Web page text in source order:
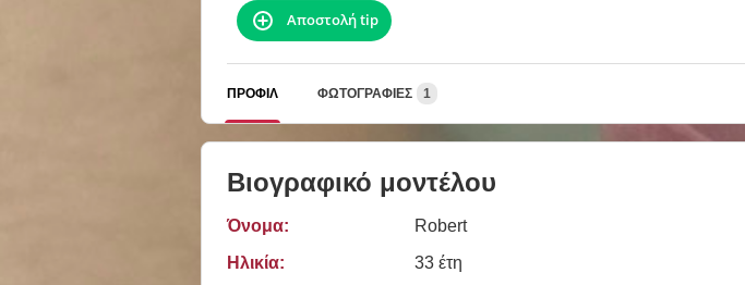
Αποστολή tip
ΠΡΟΦΊΛ ΦΩΤΟΓΡΑΦΊΕΣ 1
Βιογραφικό μοντέλου
Όνομα:
Robert
Ηλικία:
33 έτη